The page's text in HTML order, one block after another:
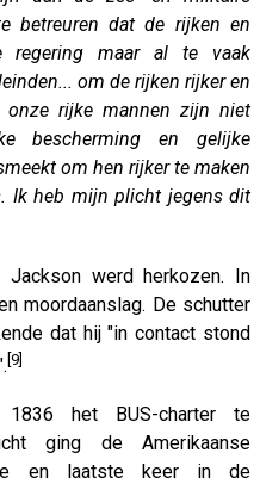
betreuren dat de rijken en
regering maar al te vaak
om de rijken rijker en
onze rijke mannen zijn niet
bescherming en gelijke
om hen rijker te maken
Ik heb mijn plicht jegens dit
werd herkozen. In
moordaanslag. De schutter
dat hij "in contact stond
[9]
het BUS-charter te
ging de Amerikaanse
en laatste keer in de